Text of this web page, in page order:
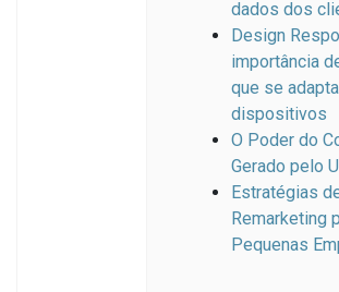
dados dos
Design
importância
que se
dispositivos
O Poder do
Gerado pelo
Estratégias
Remarketing
Pequenas